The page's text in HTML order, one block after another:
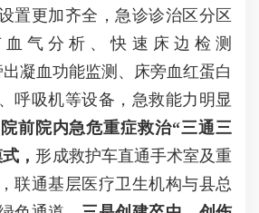
置更加齐全，急诊诊治区分区
气分析、快速床边检测
出凝血功能监测、床旁血红蛋白
呼吸机等设备，急救能力明显
前院内急危重症救治“三通三
， 形成救护车直通手术室及重
联通基层医疗卫生机构与县总